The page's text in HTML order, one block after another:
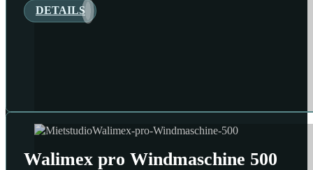
DETAILS
Walimex pro Windmaschine 500